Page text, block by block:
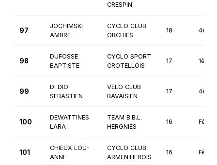
CRESPIN
97
JOCHIMSKI
AMBRE
CYCLO CLUB
ORCHIES
18 4ème
98
DUFOSSE
BAPTISTE
CYCLO SPORT
CROTELLOIS
17 1ère
99
DI DIO
SEBASTIEN
VELO CLUB
BAVAISIEN
17 4ème
100
DEWATTINES
LARA
TEAM B.B.L.
HERGNIES
16
101
CHIEUX LOU-
ANNE
CYCLO CLUB
ARMENTIEROIS
16